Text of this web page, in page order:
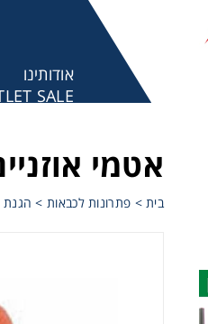
אודותינו
SALE
אטמי
בית> פתרונות לכבאות>